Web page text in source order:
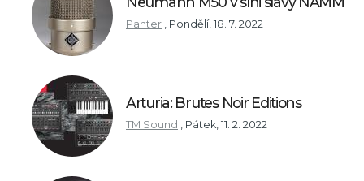
Panter , Pondělí, 18. 7. 2022
Arturia: Brutes Noir Editions
TM Sound , Pátek, 11. 2. 2022